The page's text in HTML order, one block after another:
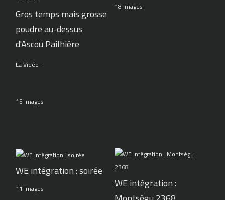
Gros temps mais grosse
poudre au-dessus
d'Ascou Pailhière
La Vidéo :
15 Images
18 Images
WE intégration : soirée
11 Images
WE intégration :